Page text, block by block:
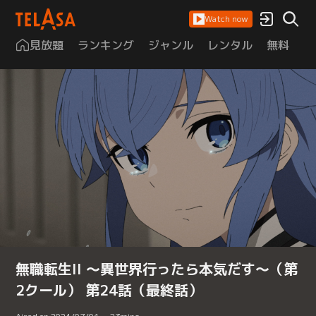
Watch now
見放題 ランキング ジャンル レンタル 無料
無職転生II ～異世界行ったら本気だす～（第
2クール） 第24話（最終話）